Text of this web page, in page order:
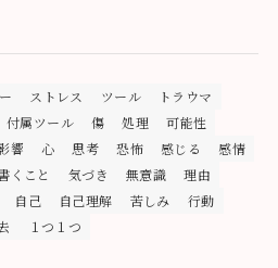
ストレス ツール
トラウマ
付属ツール 傷 処理
可能性
響 心 思考 恐怖 感じる
感情
くこと 気づき 無意識
理由
自己 自己理解 苦しみ
行動
１つ１つ